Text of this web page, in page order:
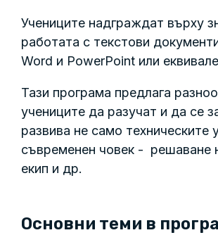
Учениците надграждат върху
работата с текстови
Word и PowerPoint или
Тази програма предлага
учениците да разучат и да се
развива не само
съвременен човек - решаване
екип и др.
Основни теми в